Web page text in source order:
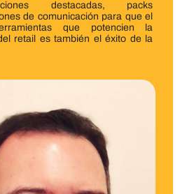
destacadas, packs
de comunicación para que el
que potencien la
retail es también el éxito de la